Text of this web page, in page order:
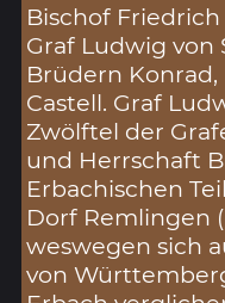
Bischof
Graf Ludwig
Brüdern
Castell. Graf
Zwölftel der
und Herrschaft
Erbachischen
Dorf Remlingen (
weswegen sich
von